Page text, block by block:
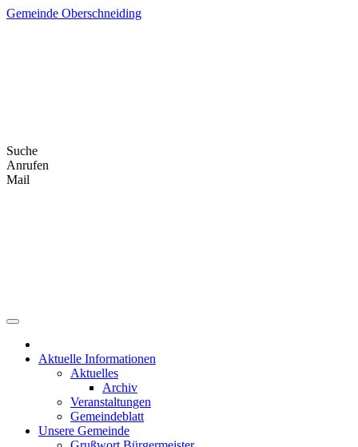
Skip
Gemeinde Oberschneiding
Suche
Anrufen
Mail
Aktuelle Informationen
Aktuelles
Archiv
Veranstaltungen
Gemeindeblatt
Unsere Gemeinde